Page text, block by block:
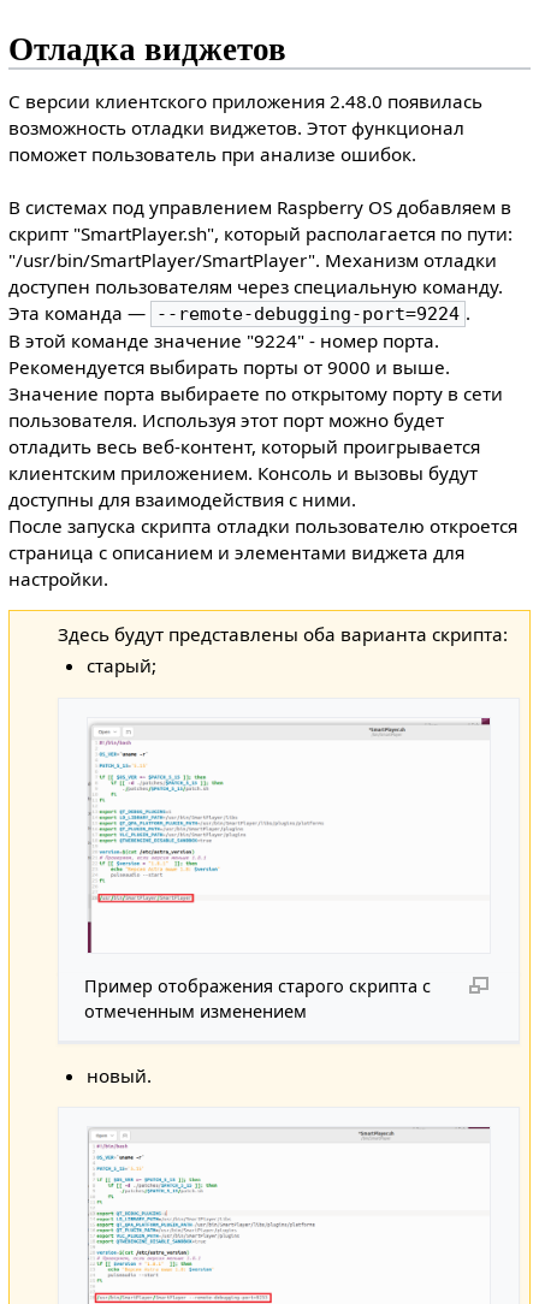
Отладка виджетов
С версии клиентского приложения 2.48.0 появилась
возможность отладки виджетов. Этот функционал
поможет пользователь при анализе ошибок.
В системах под управлением Raspberry OS добавляем в
скрипт "SmartPlayer.sh", который располагается по пути:
"/usr/bin/SmartPlayer/SmartPlayer". Механизм отладки
доступен пользователям через специальную команду.
Эта команда —
--remote-debugging-port=9224 .
В этой команде значение "9224" - номер порта.
Рекомендуется выбирать порты от 9000 и выше.
Значение порта выбираете по открытому порту в сети
пользователя. Используя этот порт можно будет
отладить весь веб-контент, который проигрывается
клиентским приложением. Консоль и вызовы будут
доступны для взаимодействия с ними.
После запуска скрипта отладки пользователю откроется
страница с описанием и элементами виджета для
настройки.
Здесь будут представлены оба варианта скрипта:
старый;
Пример отображения старого скрипта с
отмеченным изменением
новый.